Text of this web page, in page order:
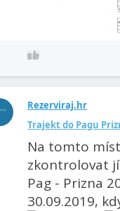
Rezerviraj.hr
Trajekt do Pagu
Na tomto
zkontrolovat
Pag - Prizna
30.09.2019,